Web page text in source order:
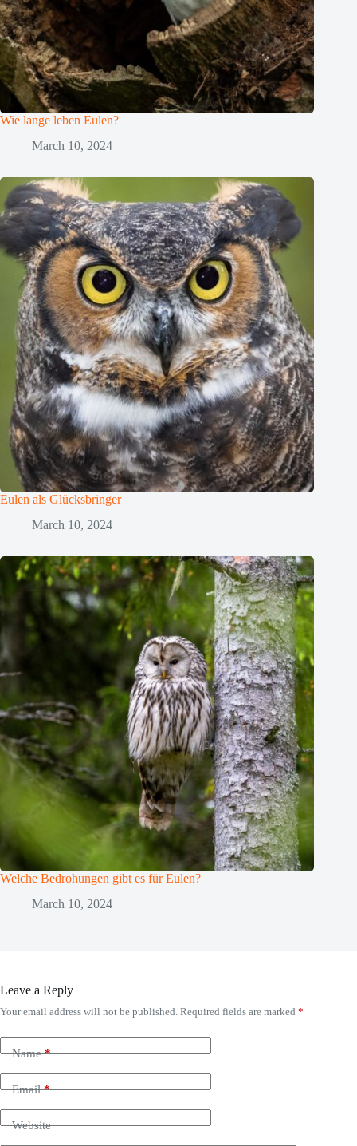
Wie lange leben Eulen?
March 10, 2024
Eulen als Glücksbringer
March 10, 2024
Welche Bedrohungen gibt es für Eulen?
March 10, 2024
Leave a Reply
Your email address will not be published. Required fields are marked *
Name*
Email*
Website